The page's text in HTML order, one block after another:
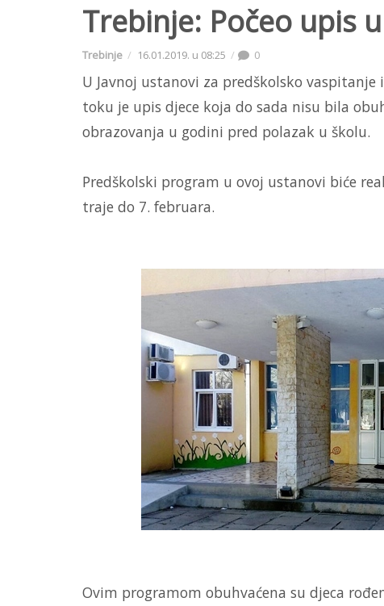
Trebinje: Počeo upis
Trebinje 16.01.2019. u 08:25 0
U Javnoj ustanovi za predškolsko vaspitanje
toku je upis djece koja do sada nisu bila
obrazovanja u godini pred polazak u školu.
Predškolski program u ovoj ustanovi biće
traje do 7. februara.
Ovim programom obuhvaćena su djeca